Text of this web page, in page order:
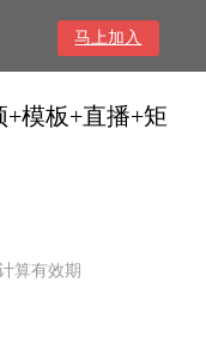
马上加入
模板+直播+矩
算有效期